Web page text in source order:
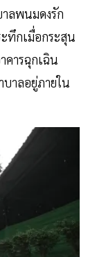
ลพนมดงรัก
ทึกเมื่อกระสุน
ารฉุกเฉิน
าลอยู่ภายใน